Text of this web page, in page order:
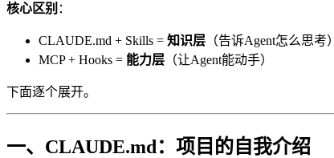
核心区别 ：
CLAUDE.md + Skills = 知识层 （告诉Agent怎么思考）
MCP + Hooks = 能力层 （让Agent能动手）
下面逐个展开。
一、CLAUDE.md：项目的自我介绍